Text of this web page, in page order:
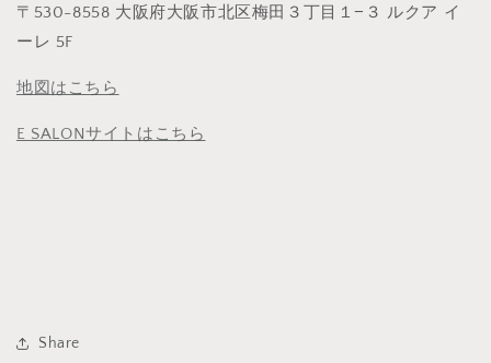
〒530-8558 大阪府大阪市北区梅田３丁目１−３ ルクア イ
ーレ 5F
地図はこちら
E SALONサイトはこちら
Share